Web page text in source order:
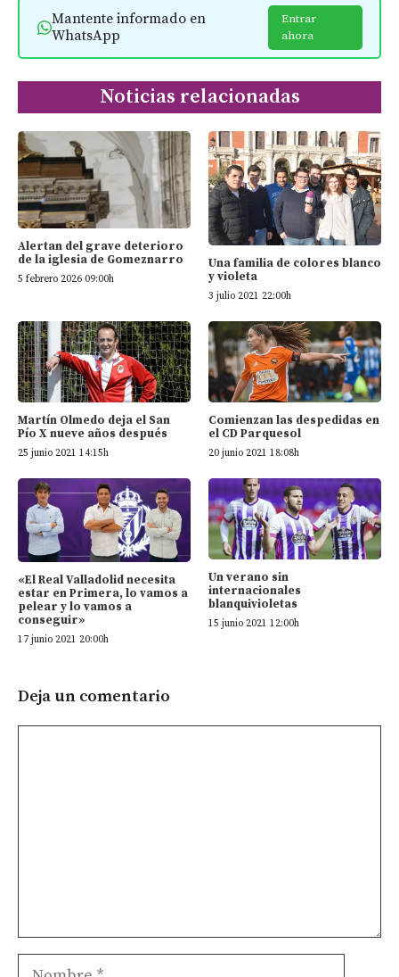
Mantente informado en
WhatsApp
Entrar
ahora
Noticias relacionadas
Alertan del grave deterioro
de la iglesia de Gomeznarro
5 febrero 2026 09:00h
Una familia de colores blanco
y violeta
3 julio 2021 22:00h
Martín Olmedo deja el San
Pío X nueve años después
25 junio 2021 14:15h
Comienzan las despedidas en
el CD Parquesol
20 junio 2021 18:08h
«El Real Valladolid necesita
estar en Primera, lo vamos a
pelear y lo vamos a
conseguir»
17 junio 2021 20:00h
Un verano sin
internacionales
blanquivioletas
15 junio 2021 12:00h
Deja un comentario
Nombre